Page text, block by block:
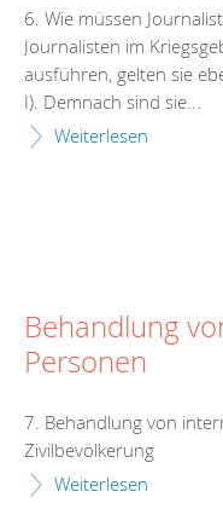
6. Wie müssen
Journalisten im
ausführen, gelten sie
I). Demnach sind sie...
Weiterlesen
Behandlung
Personen
7. Behandlung von
Zivilbevölkerung
Weiterlesen